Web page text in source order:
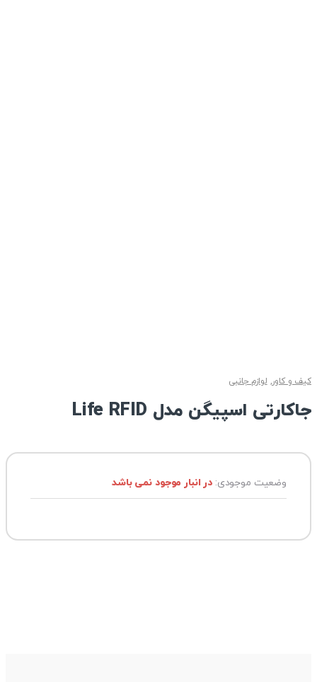
کیف و کاور,لوازم جانبی
جاکارتی اسپیگن مدل Life RFID
وضعیت موجودی:در انبار موجود نمی باشد